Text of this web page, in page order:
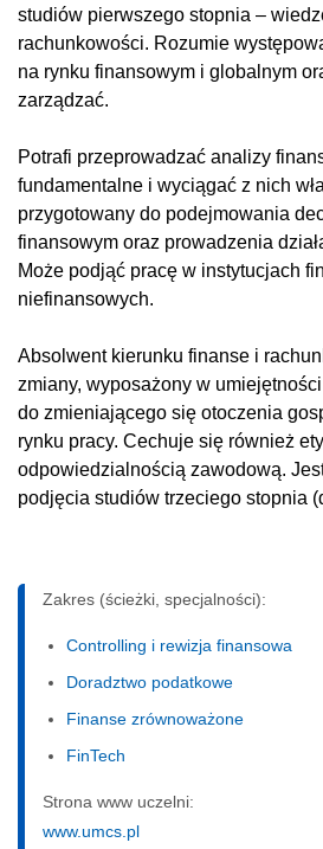
studiów pierwszego stopnia –
rachunkowości. Rozumie
na rynku finansowym i globalnym
zarządzać.
Potrafi przeprowadzać analizy
fundamentalne i wyciągać z nich
przygotowany do podejmowania
finansowym oraz prowadzenia
Może podjąć pracę w instytucjach
niefinansowych.
Absolwent kierunku finanse i
zmiany, wyposażony w
do zmieniającego się otoczenia
rynku pracy. Cechuje się również
odpowiedzialnością zawodową.
podjęcia studiów trzeciego stopnia
Zakres (ścieżki, specjalności):
Controlling i rewizja finansowa
Doradztwo podatkowe
Finanse zrównoważone
FinTech
Strona www uczelni:
www.umcs.pl